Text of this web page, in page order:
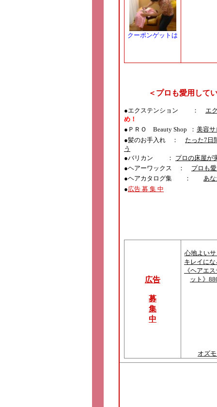
クーポンゲットは
＜プロも愛用して
●エクステンション ：
エ
め！
● ＰＲＯ Beauty Shop ： 美容サ
●髪のお手入れ ：
たった7日
う
●バリカン ：
プロの床屋が
●ヘアーワックス ：
プロも
●ヘアカタログ集 ： あ
●広告 募 集 中
広告
募
集
中
心地よい
キレイに
《ヘアエ
ット》
オズ